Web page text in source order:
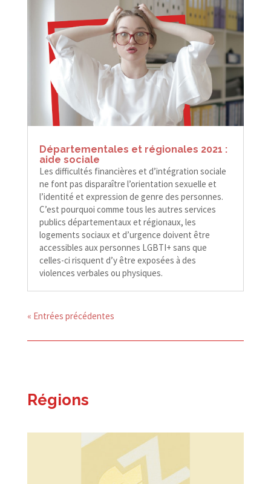
Départementales et régionales 2021 :
aide sociale
Les difficultés financières et d’intégration sociale
ne font pas disparaître l’orientation sexuelle et
l’identité et expression de genre des personnes.
C’est pourquoi comme tous les autres services
publics départementaux et régionaux, les
logements sociaux et d’urgence doivent être
accessibles aux personnes LGBTI+ sans que
celles-​​ci risquent d’y être exposées à des
violences verbales ou physiques.
« Entrées précédentes
Régions